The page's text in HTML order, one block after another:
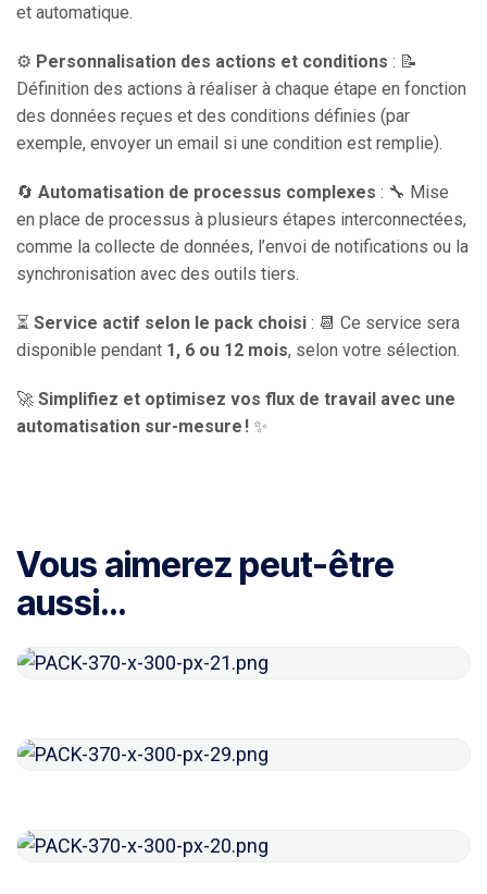
et automatique.
⚙️ Personnalisation des actions et conditions : 📝
Définition des actions à réaliser à chaque étape en fonction
des données reçues et des conditions définies (par
exemple, envoyer un email si une condition est remplie).
🔄 Automatisation de processus complexes : 🔧 Mise
en place de processus à plusieurs étapes interconnectées,
comme la collecte de données, l’envoi de notifications ou la
synchronisation avec des outils tiers.
⏳ Service actif selon le pack choisi : 📆 Ce service sera
disponible pendant 1, 6 ou 12 mois, selon votre sélection.
🚀 Simplifiez et optimisez vos flux de travail avec une
automatisation sur-mesure ! ✨
Vous aimerez peut-être
aussi…
SITE VITRINE 5 PAGES